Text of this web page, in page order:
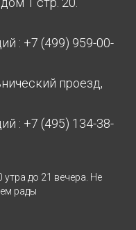
: +7 (499) 959-00-
проезд,
: +7 (495) 134-38-
до 21 вечера. Не
рады